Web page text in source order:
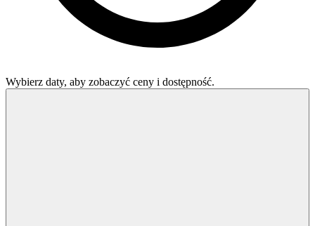
Wybierz daty, aby zobaczyć ceny i dostępność.